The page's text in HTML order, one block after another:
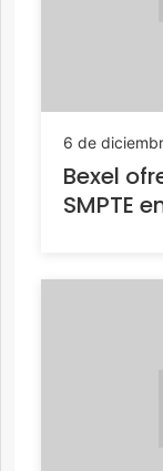
6 de
Bexel
SMPTE